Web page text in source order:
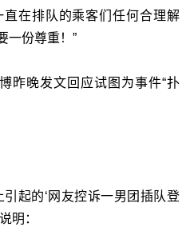
在排队的乘客们任何合理解
一份尊重！”
昨晚发文回应试图为事件“扑
起的‘网友控诉一男团插队登
明：